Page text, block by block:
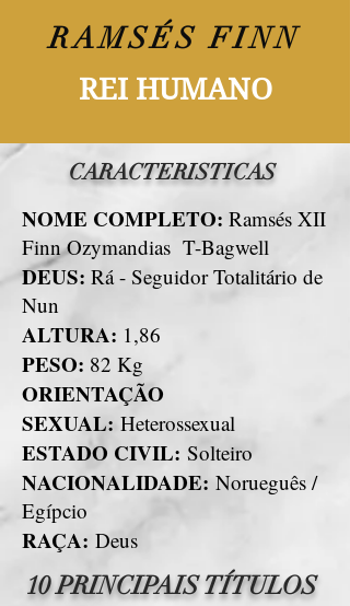
RAMSÉS FINN
REI HUMANO
CARACTERISTICAS
NOME COMPLETO: Ramsés XII
Finn Ozymandias T-Bagwell
DEUS: Rá - Seguidor Totalitário de
Nun
ALTURA: 1,86
PESO: 82 Kg
ORIENTAÇÃO
SEXUAL: Heterossexual
ESTADO CIVIL: Solteiro
NACIONALIDADE: Norueguês /
Egípcio
RAÇA: Deus
10 PRINCIPAIS TÍTULOS